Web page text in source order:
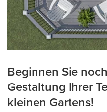
Beginnen Sie
Gestaltung Ihrer
kleinen Gartens!